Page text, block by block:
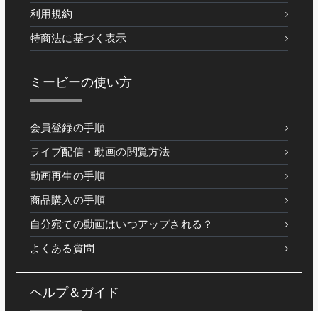
利用規約
特商法に基づく表示
ミービーの使い方
会員登録の手順
ライブ配信・動画の閲覧方法
動画再生の手順
商品購入の手順
自分宛ての動画はいつアップされる？
よくある質問
ヘルプ＆ガイド